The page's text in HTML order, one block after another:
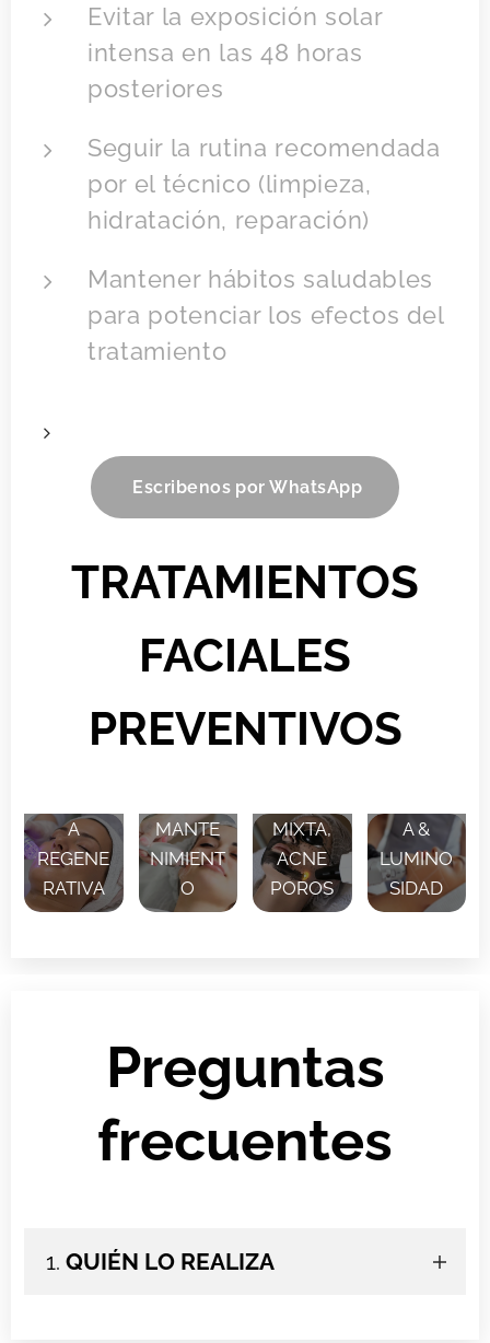
Evitar la exposición solar
intensa en las 48 horas
posteriores
Seguir la rutina recomendada
por el técnico (limpieza,
hidratación, reparación)
Mantener hábitos saludables
para potenciar los efectos del
tratamiento
Escribenos por WhatsApp
TRATAMIENTOS
FACIALES
PREVENTIVOS
A
REGENE
RATIVA
MANTE
NIMIENT
O
MIXTA,
ACNE
POROS
A &
LUMINO
SIDAD
Preguntas
frecuentes
1. QUIÉN LO REALIZA